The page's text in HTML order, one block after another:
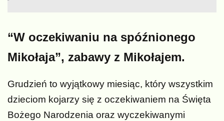
“W oczekiwaniu na spóźnionego
Mikołaja”, zabawy z Mikołajem.
Grudzień to wyjątkowy miesiąc, który wszystkim
dzieciom kojarzy się z oczekiwaniem na Święta
Bożego Narodzenia oraz wyczekiwanymi